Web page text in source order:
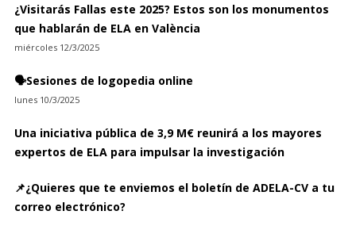
¿Visitarás Fallas este 2025? Estos son los monumentos
que hablarán de ELA en València
miércoles 12/3/2025
🗣️Sesiones de logopedia online
lunes 10/3/2025
Una iniciativa pública de 3,9 M€ reunirá a los mayores
expertos de ELA para impulsar la investigación
📌¿Quieres que te enviemos el boletín de ADELA-CV a tu
correo electrónico?